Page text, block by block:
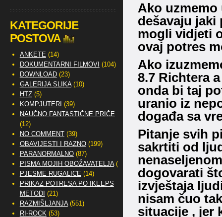
Ako
dešavaju
mogli vidjeti
ovaj potres
Ako
8.7 Richtera
onda bi taj
uranio iz
događa sa
Pitanje svih
sakrtiti od
dogovarati
izvještaja
nisam čuo
situacije , jer
KATEGORIJE
POSTOVA
ANKETE (14)
DOKUMENTARNI FILMOVI (104)
DOWNLOAD(23)
GALERIJA SLIKA(10)
HTZ(5)
KOMPJUTERI (39)
NAUČNO FANTASTIČNE PRIČE
(12)
NO COMMENT(39)
OBAVIJESTI I RAZNO(199)
PARANORMALNO(87)
PISMA MOJIH OBOŽAVATELJA(2)
PJESME RUGALICE (14)
PRIKAZ POTRESA PO IKEEPS
METODI (21)
RAZMIŠLJANJA(551)
RI-ROCK(53)